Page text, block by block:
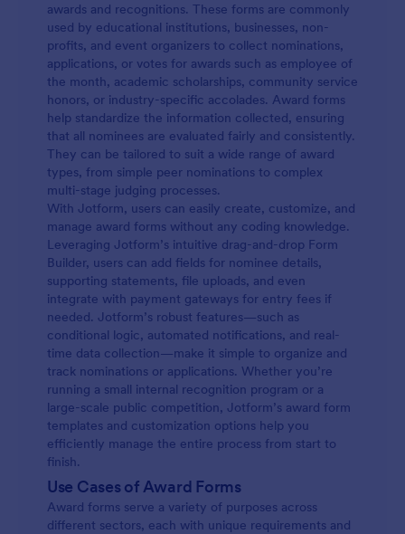
awards and recognitions. These forms are commonly
used by educational institutions, businesses, non-
profits, and event organizers to collect nominations,
applications, or votes for awards such as employee of
the month, academic scholarships, community service
honors, or industry-specific accolades. Award forms
help standardize the information collected, ensuring
that all nominees are evaluated fairly and consistently.
They can be tailored to suit a wide range of award
types, from simple peer nominations to complex
multi-stage judging processes.
With Jotform, users can easily create, customize, and
manage award forms without any coding knowledge.
Leveraging Jotform’s intuitive drag-and-drop Form
Builder, users can add fields for nominee details,
supporting statements, file uploads, and even
integrate with payment gateways for entry fees if
needed. Jotform’s robust features—such as
conditional logic, automated notifications, and real-
time data collection—make it simple to organize and
track nominations or applications. Whether you’re
running a small internal recognition program or a
large-scale public competition, Jotform’s award form
templates and customization options help you
efficiently manage the entire process from start to
finish.
Use Cases of Award Forms
Award forms serve a variety of purposes across
different sectors, each with unique requirements and